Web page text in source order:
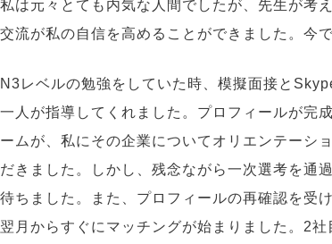
私は元々とても内気な人間でしたが、先生が考
交流が私の自信を高めることができました。今
N3レベルの勉強をしていた時、模擬面接と
一人が指導してくれました。プロフィールが完
ームが、私にその企業についてオリエンテーシ
だきました。しかし、残念ながら一次選考を通
待ちました。また、プロフィールの再確認を受
翌月からすぐにマッチングが始まりました。2